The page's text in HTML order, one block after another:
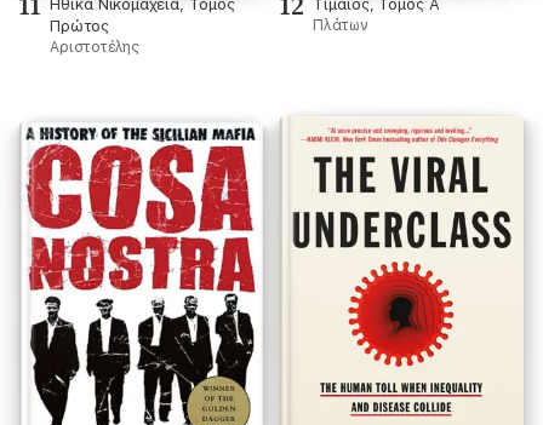
11 Ηθικά Νικομάχεια, Τόμος
Πρώτος
Αριστοτέλης
12 Τίμαιος, Τόμος Α
Πλάτων